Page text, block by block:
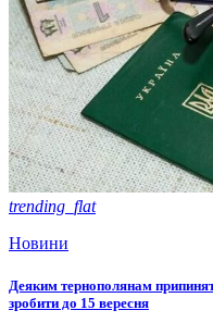
trending_flat
Новини
Деяким тернополянам
зробити до 15 вересня